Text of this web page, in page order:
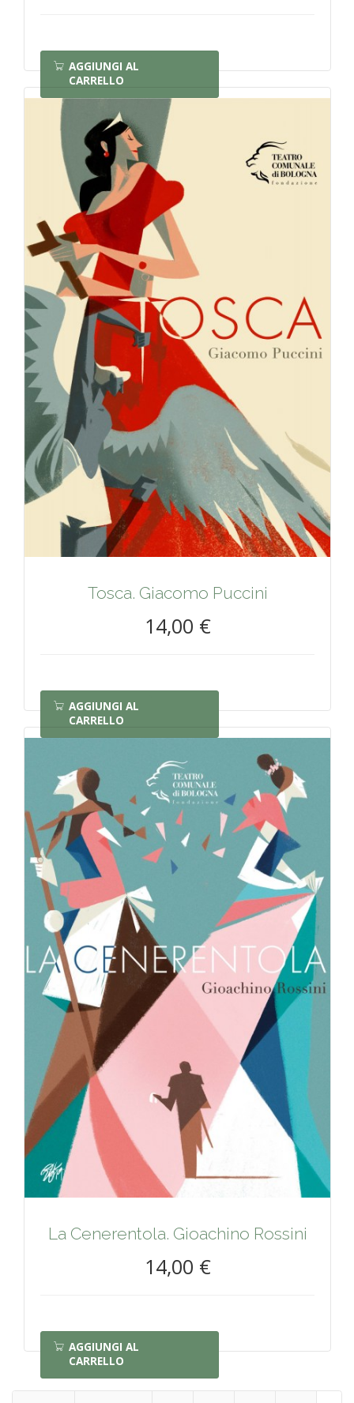
AGGIUNGI AL
CARRELLO
Tosca. Giacomo Puccini
14,00 €
AGGIUNGI AL
CARRELLO
La Cenerentola. Gioachino Rossini
14,00 €
AGGIUNGI AL
CARRELLO